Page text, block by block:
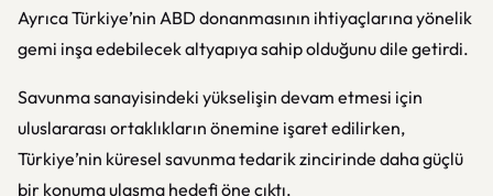
Ayrıca Türkiye’nin ABD donanmasının ihtiyaçlarına yönelik
gemi inşa edebilecek altyapıya sahip olduğunu dile getirdi.
Savunma sanayisindeki yükselişin devam etmesi için
uluslararası ortaklıkların önemine işaret edilirken,
Türkiye’nin küresel savunma tedarik zincirinde daha güçlü
bir konuma ulaşma hedefi öne çıktı.